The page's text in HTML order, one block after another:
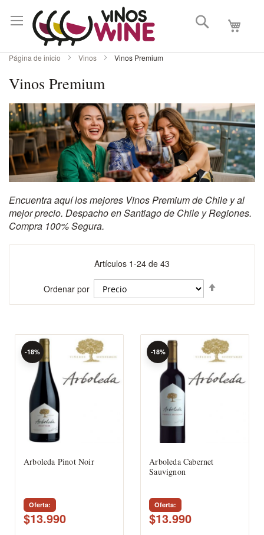
Mi
Buscar
Página de inicio Vinos Vinos Premium
Vinos Premium
Encuentra aquí los mejores Vinos Premium de Chile y al
mejor precio. Despacho en Santiago de Chile y Regiones.
Compra 100% Segura.
Artículos 1-24 de 43
Ordenar por
Arboleda Pinot Noir
Oferta
$13.990
-18%
Arboleda Cabernet
Sauvignon
Oferta
$13.990
-18%